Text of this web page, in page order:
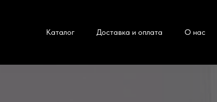
Каталог Доставка и оплата О нас